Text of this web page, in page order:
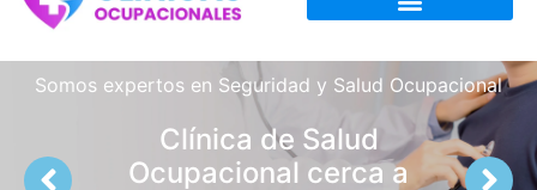
Somos expertos en Seguridad y Salud Ocupacional
Clínica de Salud
Ocupacional cerca a